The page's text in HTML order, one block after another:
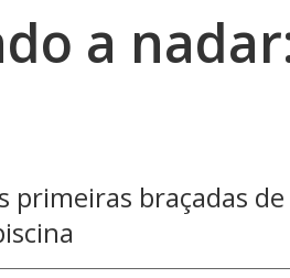
a
primeiras braçadas